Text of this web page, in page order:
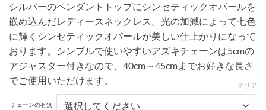
シルバーのペンダントトップにシンセティックオパールを
嵌め込んだレディースネックレス。光の加減によって七色
に輝くシンセティックオパールが美しい仕上がりになって
おります。シンプルで使いやすいアズキチェーンは5cmの
アジャスター付きなので、40cm～45cmまでお好きな長さ
でご使用いただけます。
チェーンの有無
クリア